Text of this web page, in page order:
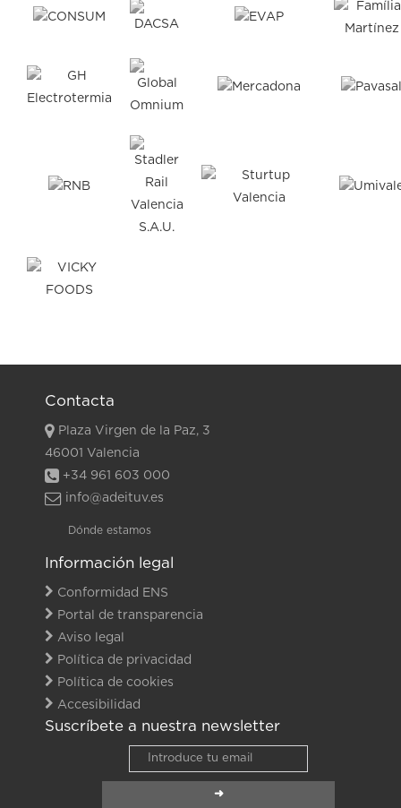
Contacta
Plaza Virgen de la Paz, 3
46001 Valencia
+34 961 603 000
info@adeituv.es
Dónde estamos
Información legal
Conformidad ENS
Portal de transparencia
Aviso legal
Política de privacidad
Política de cookies
Accesibilidad
Suscríbete a nuestra newsletter